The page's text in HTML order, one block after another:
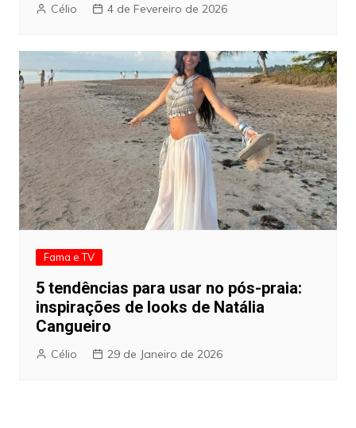
Célio 4 de Fevereiro de 2026
Fama e TV
5 tendências para usar no pós-praia:
inspirações de looks de Natália
Cangueiro
Célio 29 de Janeiro de 2026